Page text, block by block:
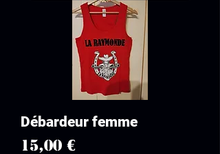
Débardeur femme
Prix
15,00 €